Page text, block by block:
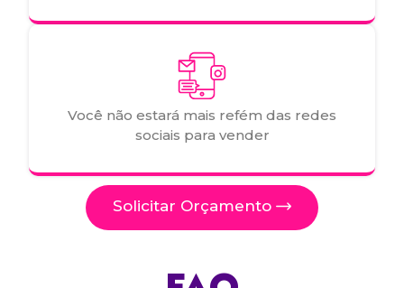
Você não estará mais refém das redes
sociais para vender
Solicitar Orçamento